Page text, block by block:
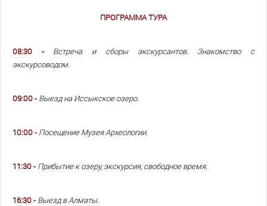
ПРОГРАММА ТУРА
08:30 -
Встреча и сборы экскурсантов. Знакомство с
экскурсоводом.
09:00 - Выезд на Иссыкское озеро.
10:00 - Посещение Музея Археологии.
11:30 - Прибытие к озеру, экскурсия, свободное время.
16:30 - Выезд в Алматы.